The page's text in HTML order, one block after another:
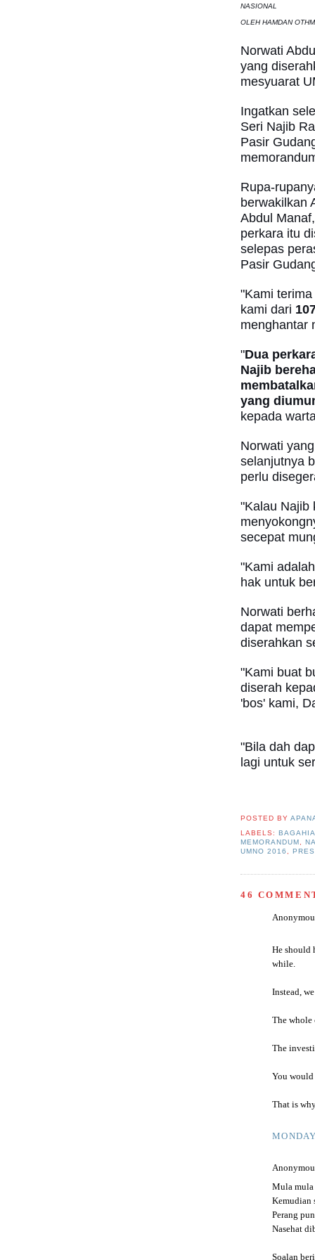
NASIONAL
OLEH HAMDAN
Norwati
yang
mesyuarat
Ingatkan
Seri Najib
Pasir
Rupa-
berwakilkan
Abdul
perkara itu
selepas
Pasir
"Kami
kami dari
menghantar
"Dua
Najib
yang
kepada
Norwati
selanjutnya
perlu
"Kalau Najib
secepat
"Kami
hak untuk
Norwati
dapat
diserahkan
"Kami buat
diserah
'bos' kami,
"Bila dah
lagi untuk
POSTED BY
LABELS:
MEMORANDUM
UMNO 2016
46
He should
while.
Instead,
The whole
The
You
That is
Mula mula
Kemudian
Perang
Nasehat
Soalan